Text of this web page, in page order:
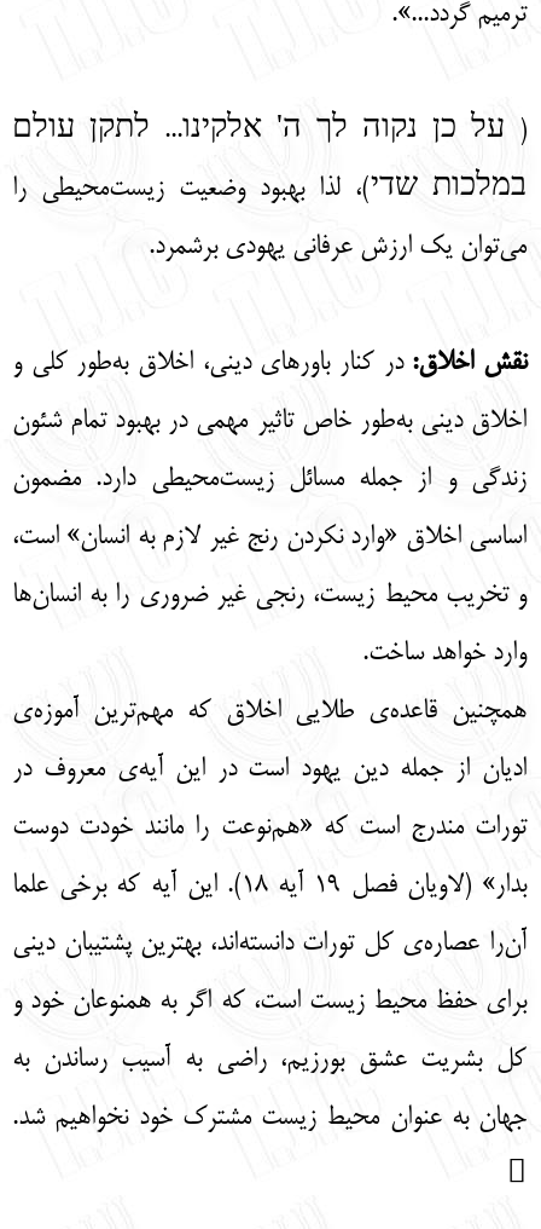
ترمیم گردد...».
( על כן נקוה לך ה' אלקינו... לתקן עולם
במלכות שדי)، لذا بهبود وضعیت زیست‌محیطی را
می‌توان یک ارزش عرفانی یهودی برشمرد.
نقش اخلاق: در کنار باورهای دینی، اخلاق به‌طور کلی و
اخلاق دینی به‌طور خاص تاثیر مهمی در بهبود تمام شئون
زندگی و از جمله مسائل زیست‌محیطی دارد. مضمون
اساسی اخلاق «وارد نکردن رنج غیر لازم به انسان» است،
و تخریب محیط زیست، رنجی غیر ضروری را به انسان‌ها
وارد خواهد ساخت.
همچنین قاعده‌ی طلایی اخلاق که مهم‌ترین آموزه‌ی
ادیان از جمله دین یهود است در این آیه‌ی معروف در
تورات مندرج است که «هم‌نوعت را مانند خودت دوست
بدار» (لاویان فصل 19 آیه 18). این آیه که برخی علما
آن‌را عصاره‌ی کل تورات دانسته‌اند، بهترین پشتیبان دینی
برای حفظ محیط زیست است، که اگر به همنوعان خود و
کل بشریت عشق بورزیم، راضی به آسیب رساندن به
جهان به عنوان محیط زیست مشترک خود نخواهیم شد.
